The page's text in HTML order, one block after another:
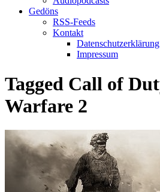
Gedöns
RSS-Feeds
Kontakt
Datenschutzerklärung
Impressum
Tagged Call of
Warfare 2